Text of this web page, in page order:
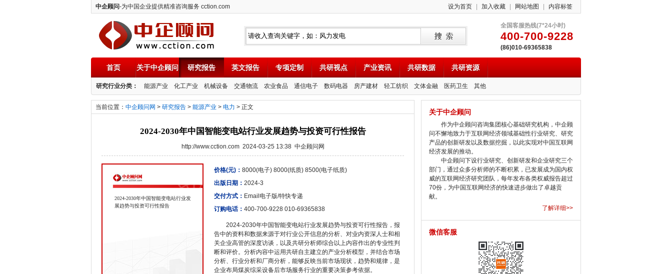
中企顾问-为中国企业提供精准咨询服务 cction.com 设为首页 加入收藏 网站地图 内容标签
中企顾问
全国客服热线(7*24小时)
400-700-9228
(86)010-69365838
首页 关于中企顾问 研究报告 英文报告 专项定制 共研视点 产业资讯 共研数据 共研资源
研究行业分类： 能源产业 化工产业 机械设备 交通物流 农业食品 通信电子 数码电器 房产建材 轻工纺织 文体金融 医药卫生 其他
当前位置： 中企顾问网 > 研究报告 > 能源产业 > 电力 > 正文
2024-2030年中国智能变电站行业发展趋势与投资可行性报告
http://www.cction.com 2024-03-25 13:38 中企顾问网
2024-2030年中国智能变电站行业发
展趋势与投资可行性报告
价格(元)： 8000(电子) 8000(纸质) 8500(电子纸质)
出版日期： 2024-3
交付方式： Email电子版/特快专递
订购电话： 400-700-9228 010-69365838
2024-2030年中国智能变电站行业发展趋势与投资可行性报告，报
告中的资料和数据来源于对行业公开信息的分析、对业内资深人士和相
关企业高管的深度访谈，以及共研分析师综合以上内容作出的专业性判
断和评价。分析内容中运用共研自主建立的产业分析模型，并结合市场
分析、行业分析和厂商分析，能够反映当前市场现状，趋势和规律，是
企业布局煤炭综采设备后市场服务行业的重要决策参考依据。
关于中企顾问
作为中企顾问咨询集团核心基础研究机构，中企顾
问不懈地致力于互联网经济领域基础性行业研究、研究
产品的创新研发以及数据挖掘，以此实现对中国互联网
经济发展的推动。
中企顾问下设行业研究、创新研发和企业研究三个
部门，通过众多分析师的不断积累，已发展成为国内权
威的互联网经济研究团队，每年发布各类权威报告超过
70份，为中国互联网经济的快速进步做出了卓越贡
献。
了解详细>>
微信客服